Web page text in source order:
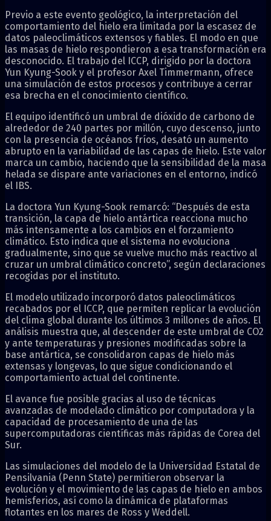
Previo a este evento geológico, la interpretación del
comportamiento del hielo era limitada por la escasez de
datos paleoclimáticos extensos y fiables. El modo en que
las masas de hielo respondieron a esa transformación era
desconocido. El trabajo del ICCP, dirigido por la doctora
Yun Kyung-Sook y el profesor Axel Timmermann, ofrece
una simulación de estos procesos y contribuye a cerrar
esa brecha en el conocimiento científico.
El equipo identificó un umbral de dióxido de carbono de
alrededor de 240 partes por millón, cuyo descenso, junto
con la presencia de océanos fríos, desató un aumento
abrupto en la variabilidad de las capas de hielo. Este valor
marca un cambio, haciendo que la sensibilidad de la masa
helada se dispare ante variaciones en el entorno, indicó
el IBS.
La doctora Yun Kyung-Sook remarcó: “Después de esta
transición, la capa de hielo antártica reacciona mucho
más intensamente a los cambios en el forzamiento
climático. Esto indica que el sistema no evoluciona
gradualmente, sino que se vuelve mucho más reactivo al
cruzar un umbral climático concreto”, según declaraciones
recogidas por el instituto.
El modelo utilizado incorporó datos paleoclimáticos
recabados por el ICCP, que permiten replicar la evolución
del clima global durante los últimos 3 millones de años. El
análisis muestra que, al descender de este umbral de CO2
y ante temperaturas y presiones modificadas sobre la
base antártica, se consolidaron capas de hielo más
extensas y longevas, lo que sigue condicionando el
comportamiento actual del continente.
El avance fue posible gracias al uso de técnicas
avanzadas de modelado climático por computadora y la
capacidad de procesamiento de una de las
supercomputadoras científicas más rápidas de Corea del
Sur.
Las simulaciones del modelo de la Universidad Estatal de
Pensilvania (Penn State) permitieron observar la
evolución y el movimiento de las capas de hielo en ambos
hemisferios, así como la dinámica de plataformas
flotantes en los mares de Ross y Weddell.